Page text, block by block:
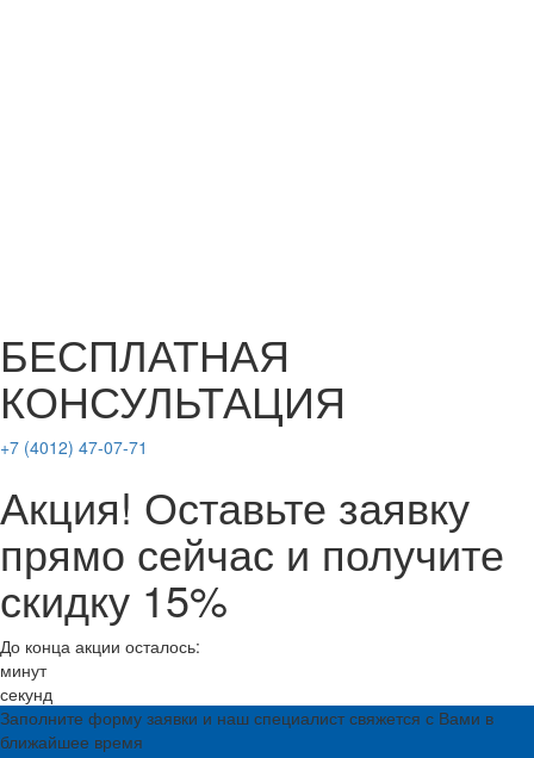
БЕСПЛАТНАЯ
КОНСУЛЬТАЦИЯ
+7 (4012) 47-07-71
Акция! Оставьте заявку
прямо сейчас и получите
скидку 15%
До конца акции осталось:
минут
секунд
Заполните форму заявки и наш специалист свяжется с Вами в
ближайшее время